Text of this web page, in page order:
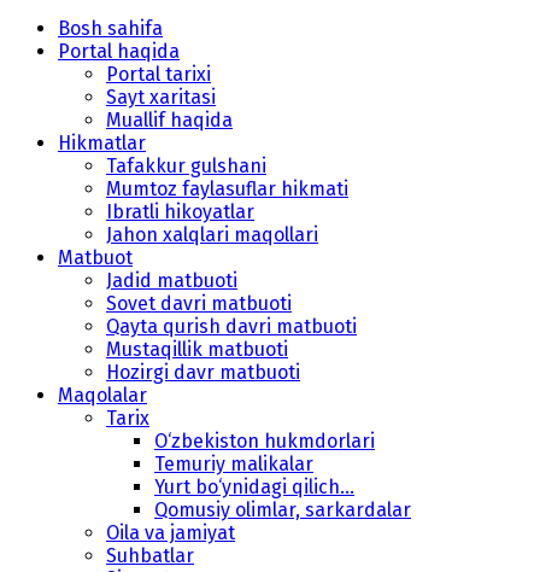
Bosh sahifa
Portal haqida
Portal tarixi
Sayt xaritasi
Muallif haqida
Hikmatlar
Tafakkur gulshani
Mumtoz faylasuflar hikmati
Ibratli hikoyatlar
Jahon xalqlari maqollari
Matbuot
Jadid matbuoti
Sovet davri matbuoti
Qayta qurish davri matbuoti
Mustaqillik matbuoti
Hozirgi davr matbuoti
Maqolalar
Tarix
O‘zbekiston hukmdorlari
Temuriy malikalar
Yurt bo‘ynidagi qilich...
Qomusiy olimlar, sarkardalar
Oila va jamiyat
Suhbatlar